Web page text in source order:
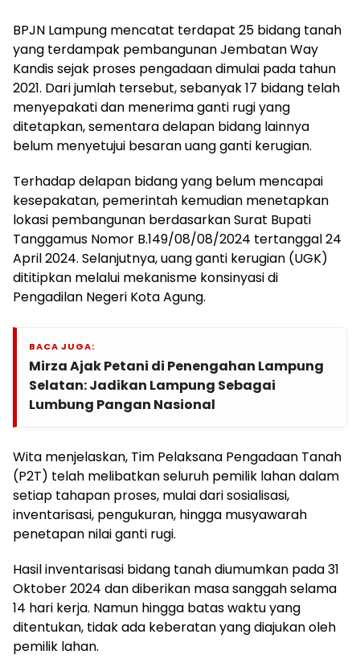
BPJN Lampung mencatat terdapat 25 bidang tanah
yang terdampak pembangunan Jembatan Way
Kandis sejak proses pengadaan dimulai pada tahun
2021. Dari jumlah tersebut, sebanyak 17 bidang telah
menyepakati dan menerima ganti rugi yang
ditetapkan, sementara delapan bidang lainnya
belum menyetujui besaran uang ganti kerugian.
Terhadap delapan bidang yang belum mencapai
kesepakatan, pemerintah kemudian menetapkan
lokasi pembangunan berdasarkan Surat Bupati
Tanggamus Nomor B.149/08/08/2024 tertanggal 24
April 2024. Selanjutnya, uang ganti kerugian (UGK)
dititipkan melalui mekanisme konsinyasi di
Pengadilan Negeri Kota Agung.
BACA JUGA:
Mirza Ajak Petani di Penengahan Lampung
Selatan: Jadikan Lampung Sebagai
Lumbung Pangan Nasional
Wita menjelaskan, Tim Pelaksana Pengadaan Tanah
(P2T) telah melibatkan seluruh pemilik lahan dalam
setiap tahapan proses, mulai dari sosialisasi,
inventarisasi, pengukuran, hingga musyawarah
penetapan nilai ganti rugi.
Hasil inventarisasi bidang tanah diumumkan pada 31
Oktober 2024 dan diberikan masa sanggah selama
14 hari kerja. Namun hingga batas waktu yang
ditentukan, tidak ada keberatan yang diajukan oleh
pemilik lahan.